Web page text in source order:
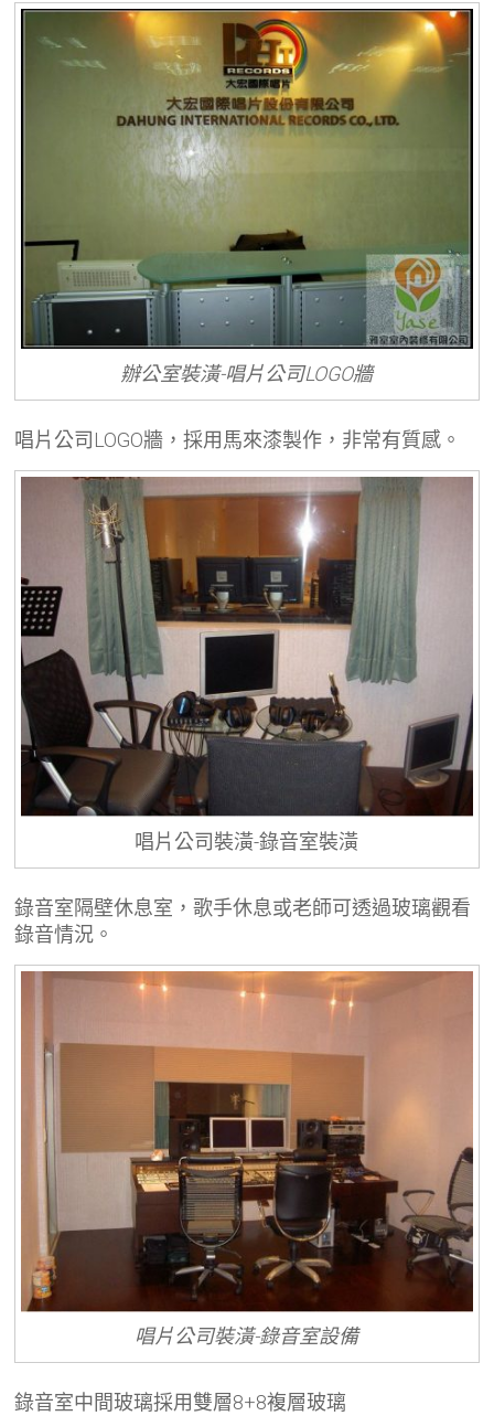
辦公室裝潢-唱片公司LOGO牆
唱片公司LOGO牆，採用馬來漆製作，非常有質感。
唱片公司裝潢-錄音室裝潢
錄音室隔壁休息室，歌手休息或老師可透過玻璃觀看
錄音情況。
唱片公司裝潢-錄音室設備
錄音室中間玻璃採用雙層8+8複層玻璃